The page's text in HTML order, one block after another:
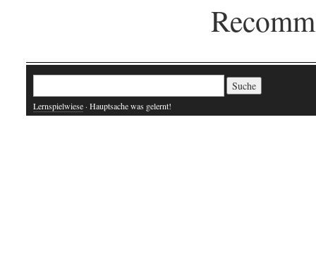
Lernspielwiese · Hauptsache was gelernt!